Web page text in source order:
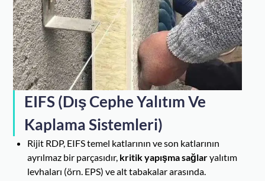
EIFS (Dış Cephe Yalıtım Ve
Kaplama Sistemleri)
Rijit RDP, EIFS temel katlarının ve son katlarının
ayrılmaz bir parçasıdır, kritik yapışma sağlaryalıtım
levhaları (örn. EPS) ve alt tabakalar arasında.